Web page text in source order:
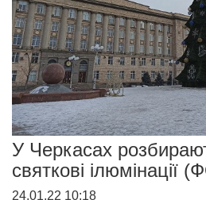
У Черкасах
святкові ілюмінації
24.01.22 10:18